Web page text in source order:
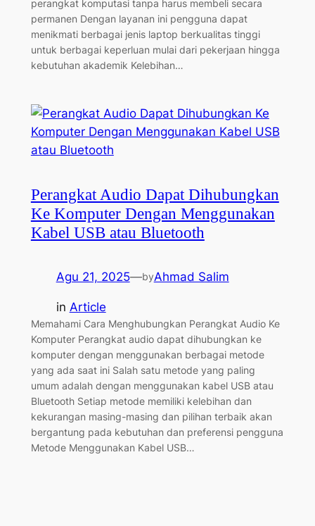
perangkat komputasi tanpa harus membeli secara
permanen Dengan layanan ini pengguna dapat
menikmati berbagai jenis laptop berkualitas tinggi
untuk berbagai keperluan mulai dari pekerjaan hingga
kebutuhan akademik Kelebihan…
Perangkat Audio Dapat Dihubungkan
Ke Komputer Dengan Menggunakan
Kabel USB atau Bluetooth
Agu 21, 2025—byAhmad Salim
in Article
Memahami Cara Menghubungkan Perangkat Audio Ke
Komputer Perangkat audio dapat dihubungkan ke
komputer dengan menggunakan berbagai metode
yang ada saat ini Salah satu metode yang paling
umum adalah dengan menggunakan kabel USB atau
Bluetooth Setiap metode memiliki kelebihan dan
kekurangan masing-masing dan pilihan terbaik akan
bergantung pada kebutuhan dan preferensi pengguna
Metode Menggunakan Kabel USB…